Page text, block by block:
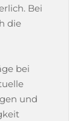
Bei
die
bei
und